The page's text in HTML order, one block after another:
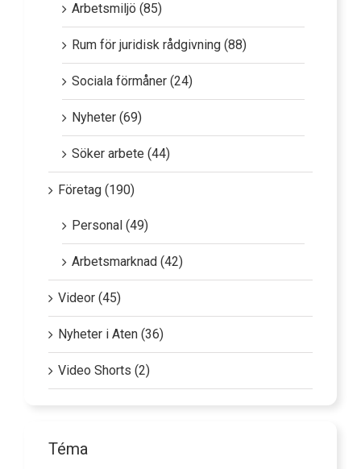
Arbetsmiljö (85)
Rum för juridisk rådgivning (88)
Sociala förmåner (24)
Nyheter (69)
Söker arbete (44)
Företag (190)
Personal (49)
Arbetsmarknad (42)
Videor (45)
Nyheter i Aten (36)
Video Shorts (2)
Téma